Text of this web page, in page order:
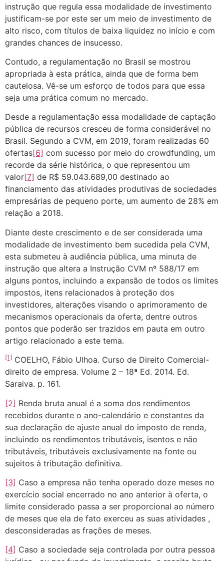
instrução que regula essa modalidade de investimento
justificam-se por este ser um meio de investimento de
alto risco, com títulos de baixa liquidez no início e com
grandes chances de insucesso.
Contudo, a regulamentação no Brasil se mostrou
apropriada à esta prática, ainda que de forma bem
cautelosa. Vê-se um esforço de todos para que essa
seja uma prática comum no mercado.
Desde a regulamentação essa modalidade de captação
pública de recursos cresceu de forma considerável no
Brasil. Segundo a CVM, em 2019, foram realizadas 60
ofertas[6] com sucesso por meio do crowdfunding, um
recorde da série histórica, o que representou um
valor[7] de R$ 59.043.689,00 destinado ao
financiamento das atividades produtivas de sociedades
empresárias de pequeno porte, um aumento de 28% em
relação a 2018.
Diante deste crescimento e de ser considerada uma
modalidade de investimento bem sucedida pela CVM,
esta submeteu à audiência pública, uma minuta de
instrução que altera a Instrução CVM nº 588/17 em
alguns pontos, incluindo a expansão de todos os limites
impostos, itens relacionados à proteção dos
investidores, alterações visando o aprimoramento de
mecanismos operacionais da oferta, dentre outros
pontos que poderão ser trazidos em pauta em outro
artigo relacionado a este tema.
[1] COELHO, Fábio Ulhoa. Curso de Direito Comercial-
direito de empresa. Volume 2 – 18ª Ed. 2014. Ed.
Saraiva. p. 161.
[2] Renda bruta anual é a soma dos rendimentos
recebidos durante o ano-calendário e constantes da
sua declaração de ajuste anual do imposto de renda,
incluindo os rendimentos tributáveis, isentos e não
tributáveis, tributáveis exclusivamente na fonte ou
sujeitos à tributação definitiva.
[3] Caso a empresa não tenha operado doze meses no
exercício social encerrado no ano anterior à oferta, o
limite considerado passa a ser proporcional ao número
de meses que ela de fato exerceu as suas atividades ,
desconsideradas as frações de meses.
[4] Caso a sociedade seja controlada por outra pessoa